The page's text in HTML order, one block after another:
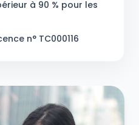
à 90 % pour les
n° TC000116